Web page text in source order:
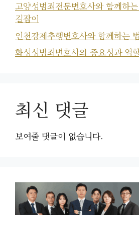
고양성범죄전문변호사와 함께하
길잡이
인천강제추행변호사와 함께하는
화성성범죄변호사의 중요성과 역
최신 댓글
보여줄 댓글이 없습니다.